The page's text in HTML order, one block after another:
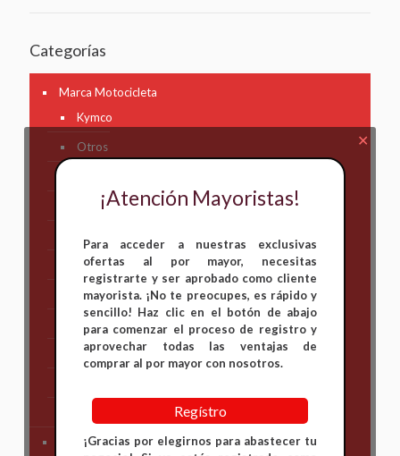
Categorías
Marca Motocicleta
Kymco
Otros
Honda
KAWASAKI
Suzuki
Tren Delantero
✕
¡Atención Mayoristas!
Para acceder a nuestras exclusivas
ofertas al por mayor, necesitas
registrarte y ser aprobado como cliente
mayorista. ¡No te preocupes, es rápido y
sencillo! Haz clic en el botón de abajo
para comenzar el proceso de registro y
aprovechar todas las ventajas de
comprar al por mayor con nosotros.
Regístro
¡Gracias por elegirnos para abastecer tu